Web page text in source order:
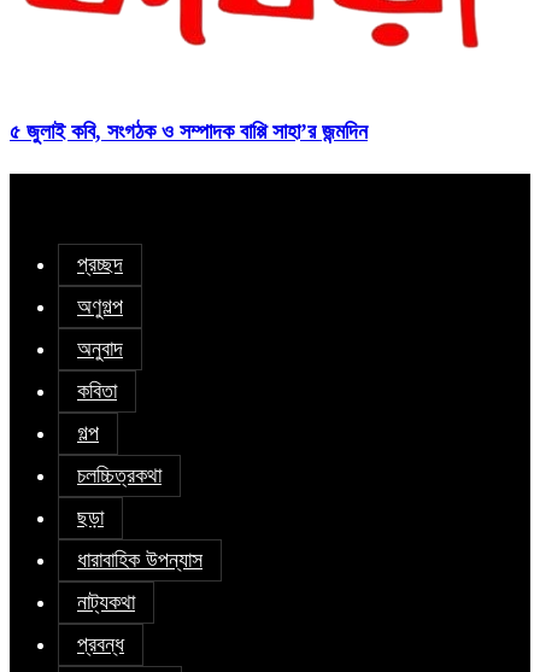
৫ জুলাই কবি, সংগঠক ও সম্পাদক বাপ্পি সাহা’র জন্মদিন
প্রচ্ছদ
অণুগল্প
অনুবাদ
কবিতা
গল্প
চলচ্চিত্রকথা
ছড়া
ধারাবাহিক উপন্যাস
নাট্যকথা
প্রবন্ধ